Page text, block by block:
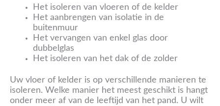
Het isoleren van vloeren of de kelder
Het aanbrengen van isolatie in de
buitenmuur
Het vervangen van enkel glas door
dubbelglas
Het isoleren van het dak of de zolder
Uw vloer of kelder is op verschillende manieren te
isoleren. Welke manier het meest geschikt is hangt
onder meer af van de leeftijd van het pand. U wilt